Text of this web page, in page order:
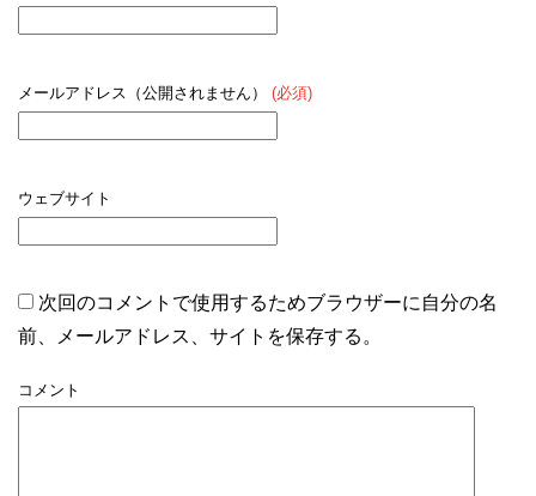
メールアドレス（公開されません） (必須)
ウェブサイト
次回のコメントで使用するためブラウザーに自分の名
前、メールアドレス、サイトを保存する。
コメント